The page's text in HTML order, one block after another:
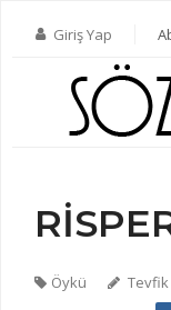
Giriş Yap
SON SAYI
Öykü Tevfik